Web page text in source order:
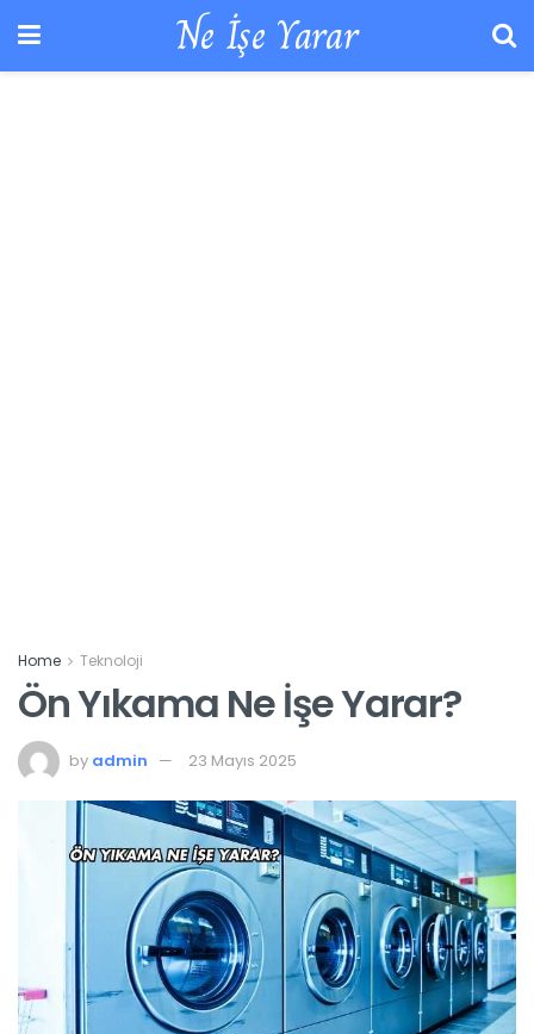
Ne İşe Yarar
Home Teknoloji
Ön Yıkama Ne İşe Yarar?
by admin 23 Mayıs 2025